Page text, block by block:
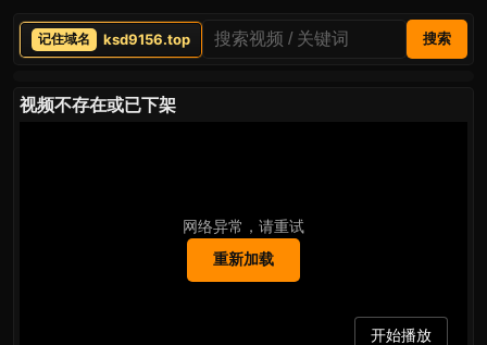
ksd9156.top 搜索
视频不存在或已下架
网络异常，请重试
重新加载
开始播放